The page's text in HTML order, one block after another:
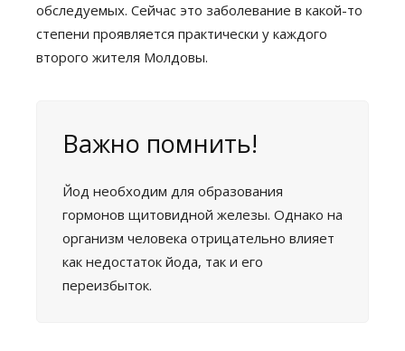
обследуемых. Сейчас это заболевание в какой-то
степени проявляется практически у каждого
второго жителя Молдовы.
Важно помнить!
Йод необходим для образования
гормонов щитовидной железы. Однако на
организм человека отрицательно влияет
как недостаток йода, так и его
переизбыток.